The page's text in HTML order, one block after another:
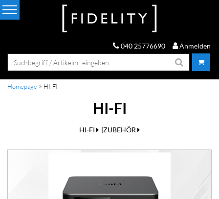
040 25776690 Anmelden
Homepage HI-FI
HI-FI
HI-FI ZUBEHÖR